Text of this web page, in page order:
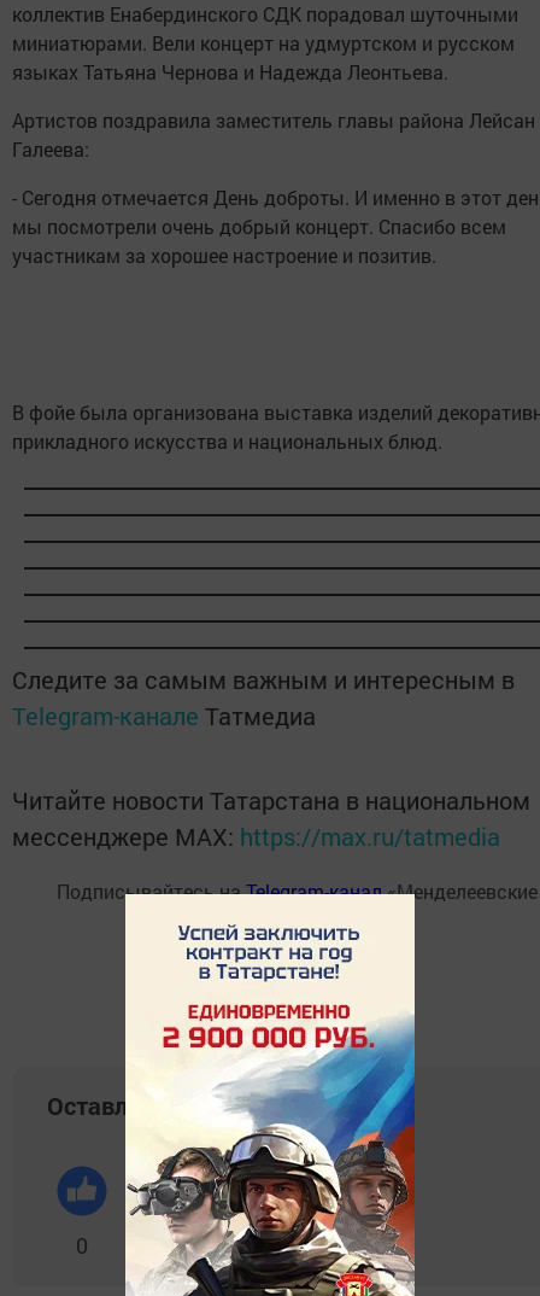
коллектив Енабердинского СДК порадовал шуточными
миниатюрами. Вели концерт на удмуртском и русском
языках Татьяна Чернова и Надежда Леонтьева.
Артистов поздравила заместитель главы района Лейсан
Галеева:
- Сегодня отмечается День доброты. И именно в этот
мы посмотрели очень добрый концерт. Спасибо всем
участникам за хорошее настроение и позитив.
В фойе была организована выставка изделий
прикладного искусства и национальных блюд.
Следите за самым важным и интересным в
Telegram-канале Татмедиа
Читайте новости Татарстана в национальном
мессенджере MАХ: https://max.ru/tatmedia
Подписывайтесь наTelegram-канал«Менделеевские
Оставляйте реакции
0 0 0 0